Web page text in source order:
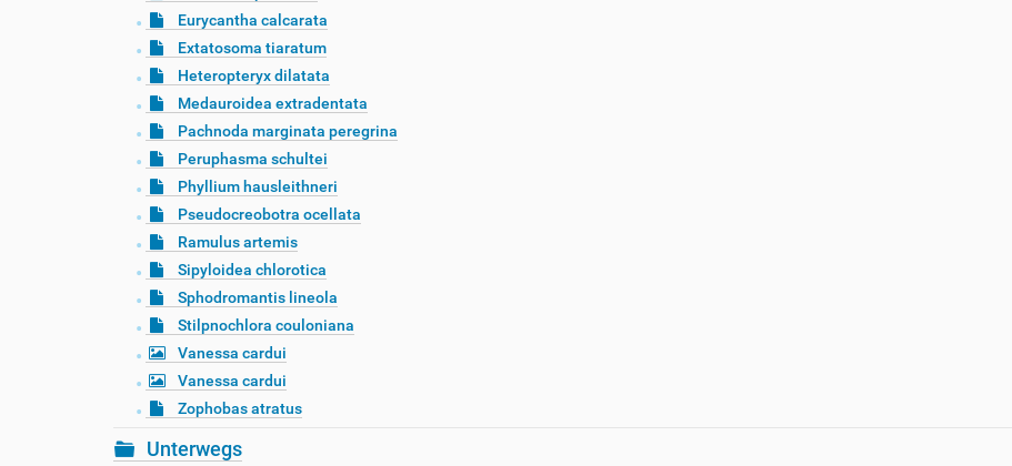
Eurycantha calcarata
Extatosoma tiaratum
Heteropteryx dilatata
Medauroidea extradentata
Pachnoda marginata peregrina
Peruphasma schultei
Phyllium hausleithneri
Pseudocreobotra ocellata
Ramulus artemis
Sipyloidea chlorotica
Sphodromantis lineola
Stilpnochlora couloniana
Vanessa cardui
Vanessa cardui
Zophobas atratus
Unterwegs